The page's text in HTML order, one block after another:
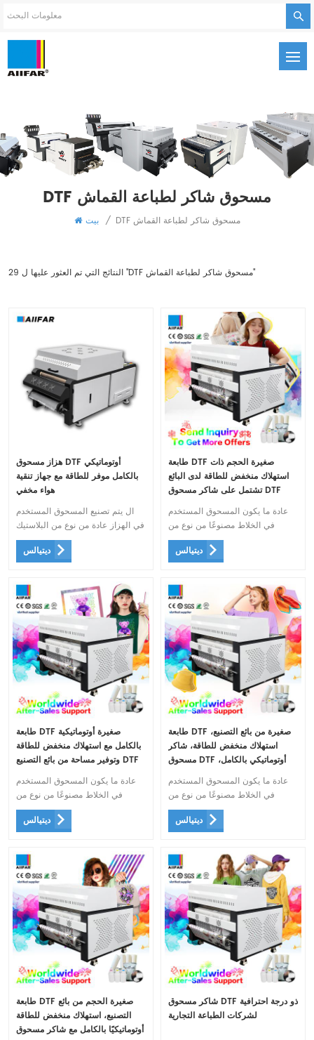
DTF مسحوق شاكر لطباعة القماش
بيت / DTF مسحوق شاكر لطباعة القماش
29 النتائج التي تم العثور عليها ل "DTF مسحوق شاكر لطباعة القماش"
هزاز مسحوق DTF أوتوماتيكي
بالكامل موفر للطاقة مع جهاز تنقية
هواء مخفي
ال يتم تصنيع المسحوق المستخدم
في الهزاز عادة من نوع من البلاستيك
الذي يذوب عند تعرضه للحرارة، مما
يسمح له بالاندماج مع الحبر والقماش
ديتيالس
طابعة DTF صغيرة الحجم ذات
استهلاك منخفض للطاقة لدى البائع
تشتمل على شاكر مسحوق DTF
أوتوماتيكي بالكامل وجهاز تنقية الهواء
المخفي لتحقيق الأداء الأمثل
عادة ما يكون المسحوق المستخدم
في الخلاط مصنوعًا من نوع من
البلاستيك الذي يذوب عند تعرضه
للحرارة، مما يسمح له بالاندماج مع
ديتيالس
طابعة DTF صغيرة أوتوماتيكية
بالكامل مع استهلاك منخفض للطاقة
وتوفير مساحة من بائع التصنيع DTF
مسحوق شاكر وجهاز تنقية الهواء
المخفي
عادة ما يكون المسحوق المستخدم
في الخلاط مصنوعًا من نوع من
البلاستيك الذي يذوب عند تعرضه
للحرارة، مما يسمح له بالاندماج مع
ديتيالس
طابعة DTF صغيرة من بائع التصنيع،
استهلاك منخفض للطاقة، شاكر
مسحوق DTF أوتوماتيكي بالكامل،
جهاز تنقية الهواء المخفي لتكنولوجيا
الطباعة المتقدمة
عادة ما يكون المسحوق المستخدم
في الخلاط مصنوعًا من نوع من
البلاستيك الذي يذوب عند تعرضه
للحرارة، مما يسمح له بالاندماج مع
ديتيالس
طابعة DTF صغيرة الحجم من بائع
التصنيع، استهلاك منخفض للطاقة
أوتوماتيكيًا بالكامل مع شاكر مسحوق
شاكر مسحوق DTF ذو درجة احترافية
لشركات الطباعة التجارية